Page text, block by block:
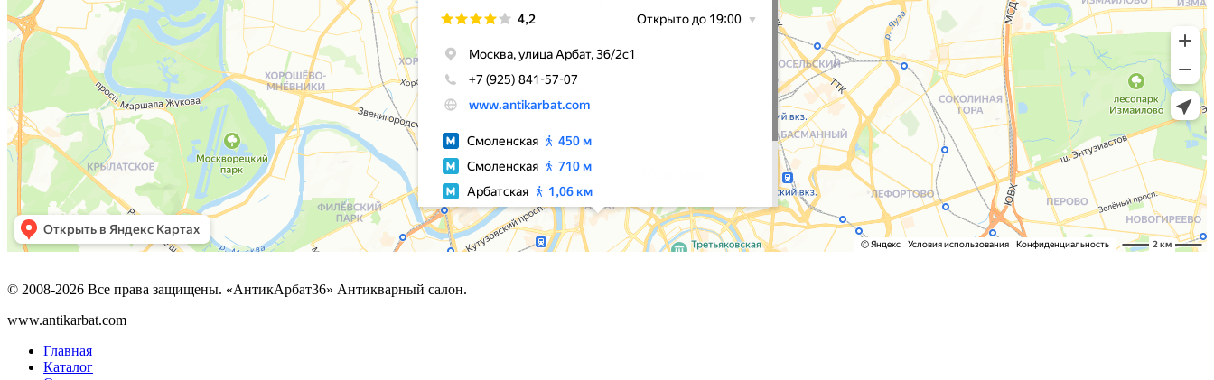
© 2008-2026 Все права защищены. «АнтикАрбат36» Антикварный салон.
www.antikarbat.com
Главная
Каталог